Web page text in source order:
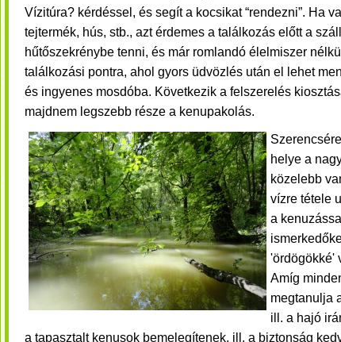
Vízitúra? kérdéssel, és segít a kocsikat “rendezni”. Ha
tejtermék, hús, stb., azt érdemes a találkozás előtt a
hűtőszekrénybe tenni, és már romlandó élelmiszer
találkozási pontra, ahol gyors üdvözlés után el lehet
és ingyenes mosdóba. Következik a felszerelés
majdnem legszebb része a kenupakolás.
helye a
közelebb
vízre tétele
a
'ördögökké'
Amíg
megtanulja
ill. a hajó
a tapasztalt kenusok bemelegítenek, ill. a biztonság